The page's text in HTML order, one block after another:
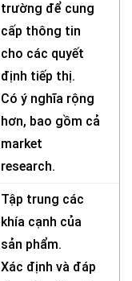
trường để cung
cấp thông tin
cho các quyết
định tiếp thị.
Có ý nghĩa rộng
hơn, bao gồm cả
market
research.
Tập trung các
khía cạnh của
sản phẩm.
Xác định và đáp